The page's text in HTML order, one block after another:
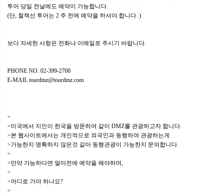
투어 당일 전날에도 예약이 가능합니다.
(단, 철책선 투어는 2 주 전에 예약을 하셔야 합니다. )
보다 자세한 사항은 전화나 이메일로 주시기 바랍니다.
PHONE NO. 02-399-2700
E-MAIL tourdmz@tourdmz.com
>
>미국에서 지인이 한국을 방문하여 같이 DMZ를 관광하고자 합니다.
>본 웹사이트에서는 개인적으로 외국인과 동행하여 관광하는게
>가능한지 명확하지 않은것 같아 동행관광이 가능한지 문의합니다.
>
>만약 가능하다면 얼마전에 예약을 해야하며,
>
>어디로 가야 하나요?
>